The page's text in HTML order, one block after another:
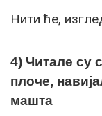
Нити ће,
4) Читале су
плоче,
машта